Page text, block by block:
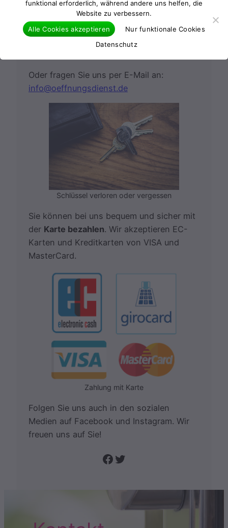
24 Stunden Notdienst
Oder fragen Sie uns per E-Mail an:
info@oeffnungsdienst.de
Schlüssel verloren oder vergessen
Sie können bei uns bequem und sicher mit
der Karte bezahlen. Wir akzeptieren EC-
Karten und Kreditkarten von VISA und
MasterCard.
Zahlung mit Karte
Folgen Sie uns auch in den sozialen
Medien auf Facebook und Instagram. Wir
freuen uns auf Sie!
Folge uns auf Facebook Twitter
funktional erforderlich, während andere uns helfen, die
Website zu verbessern.
Alle Cookies akzeptieren
Nur funktionale Cookies
Datenschutz